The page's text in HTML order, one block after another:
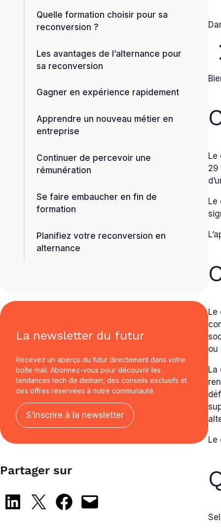
Quelle formation choisir pour sa
reconversion ?
Les avantages de l’alternance pour
sa reconversion
Gagner en expérience rapidement
Apprendre un nouveau métier en
entreprise
Continuer de percevoir une
rémunération
Se faire embaucher en fin de
formation
Planifiez votre reconversion en
alternance
La newsletter du futur
Recevez un aperçu du futur directement dans votre
boîte mail. Abonnez-vous pour découvrir les
tendances tech de demain, des conseils exclusifs et
des offres réservées à notre communauté.
S’inscrire à la newsletter
Partager sur
Share on LinkedIn
Share on X Share on Facebook
Email this Page
Le
29
Le
Le
ou
La
Le